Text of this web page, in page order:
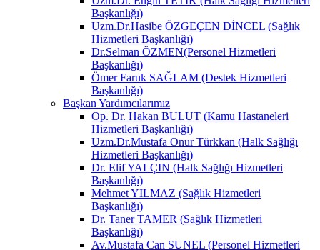
Başkanlığı)
Uzm.Dr.Hasibe ÖZGEÇEN DİNCEL (Sağlık
Hizmetleri Başkanlığı)
Dr.Selman ÖZMEN(Personel Hizmetleri
Başkanlığı)
Ömer Faruk SAĞLAM (Destek Hizmetleri
Başkanlığı)
Başkan Yardımcılarımız
Op. Dr. Hakan BULUT (Kamu Hastaneleri
Hizmetleri Başkanlığı)
Uzm.Dr.Mustafa Onur Türkkan (Halk Sağlığı
Hizmetleri Başkanlığı)
Dr. Elif YALÇIN (Halk Sağlığı Hizmetleri
Başkanlığı)
Mehmet YILMAZ (Sağlık Hizmetleri
Başkanlığı)
Dr. Taner TAMER (Sağlık Hizmetleri
Başkanlığı)
Av.Mustafa Can SUNEL (Personel Hizmetleri